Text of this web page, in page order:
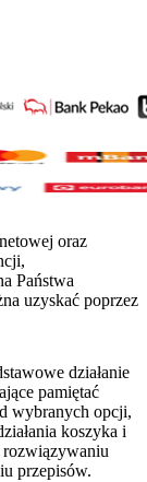
oraz
Państwa
uzyskać poprzez
działanie
pamiętać
wybranych opcji,
koszyka i
rozwiązywaniu
przepisów.